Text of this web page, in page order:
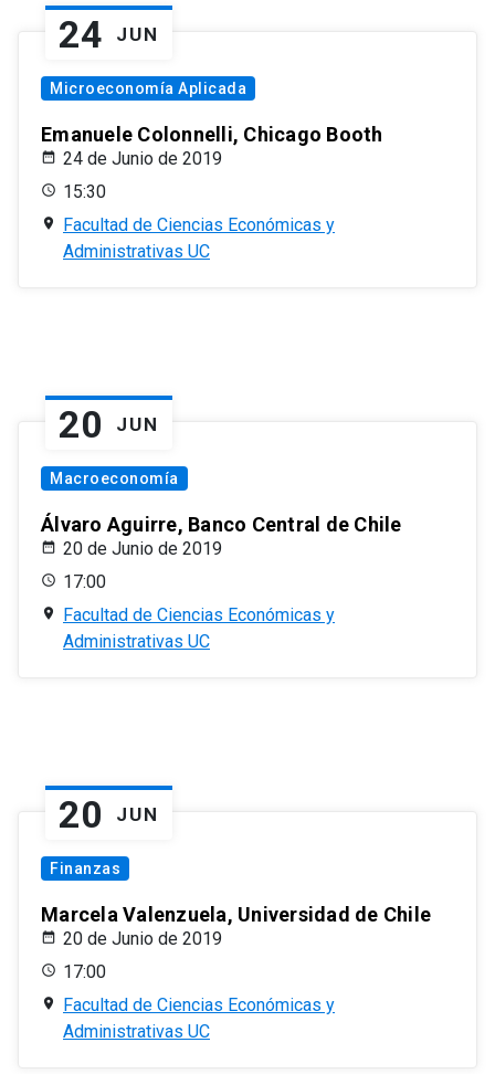
24 JUN
Microeconomía Aplicada
Emanuele Colonnelli, Chicago Booth
24 de Junio de 2019
15:30
Facultad de Ciencias Económicas y
Administrativas UC
20 JUN
Macroeconomía
Álvaro Aguirre, Banco Central de Chile
20 de Junio de 2019
17:00
Facultad de Ciencias Económicas y
Administrativas UC
20 JUN
Finanzas
Marcela Valenzuela, Universidad de Chile
20 de Junio de 2019
17:00
Facultad de Ciencias Económicas y
Administrativas UC